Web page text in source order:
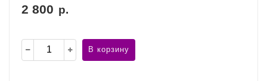
2 800 р.
В корзину